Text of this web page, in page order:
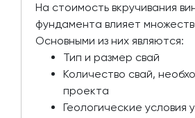
На стоимость вкручивания
фундамента влияет
Основными из них являются:
Тип и размер свай
Количество свай,
проекта
Геологические условия